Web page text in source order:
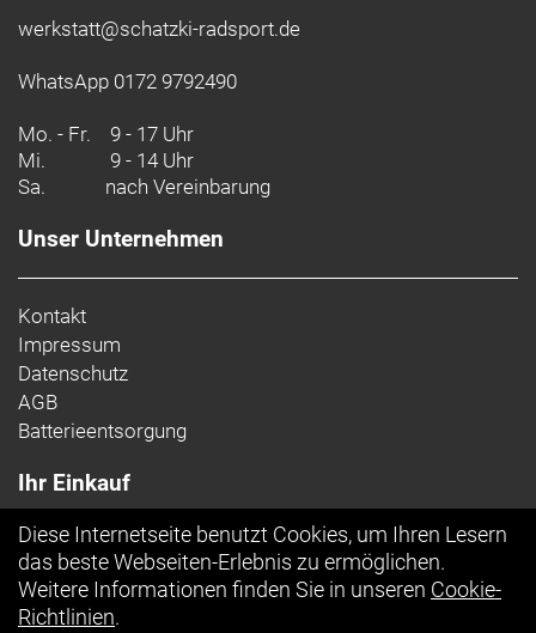
werkstatt@schatzki-radsport.de
WhatsApp 0172 9792490
Mo. - Fr. 9 - 17 Uhr
Mi.
9 - 14 Uhr
Sa.
nach Vereinbarung
Unser Unternehmen
Kontakt
Impressum
Datenschutz
AGB
Batterieentsorgung
Ihr Einkauf
Top Artikel
Diese Internetseite benutzt Cookies, um Ihren Lesern
das beste Webseiten-Erlebnis zu ermöglichen.
Weitere Informationen finden Sie in unseren Cookie-
Richtlinien.